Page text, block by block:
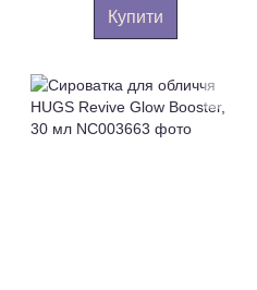
Skincare lover
Купити